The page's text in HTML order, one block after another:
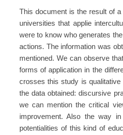
This document is the result of
universities that applie
were to know who generates
actions. The information was
mentioned. We can observe
forms of application in the
crosses this study is
the data obtained: discursive
we can mention the critical
improvement. Also the way
potentialities of this kind of